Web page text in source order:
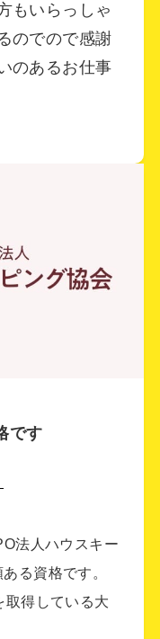
もいらっしゃ
のでので感謝
のあるお仕事
です
法人ハウスキー
る資格です。
取得している大